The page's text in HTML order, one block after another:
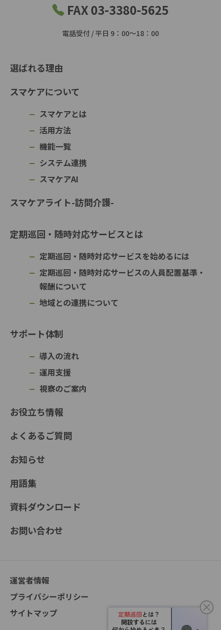
FAX 03-3380-5625
電話受付 / 平日 9：00～18：00
選ばれる理由
スマケアについて
スマケアとは
活用方法
機能一覧
システム連携
スマケアAI
スマケアライト-訪問介護-
定期巡回・随時対応サービスとは
定期巡回・随時対応サービスを始めるには
定期巡回・随時対応サービスの人員配置基準・
報酬について
地域との連携について
サポート体制
導入の流れ
運用支援
視察のご案内
お役立ち情報
よくあるご質問
お知らせ
用語集
資料ダウンロード
お問い合わせ
運営者情報
プライバシーポリシー
サイトマップ